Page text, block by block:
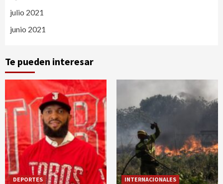
julio 2021
junio 2021
Te pueden interesar
DEPORTES INTERNACIONALES